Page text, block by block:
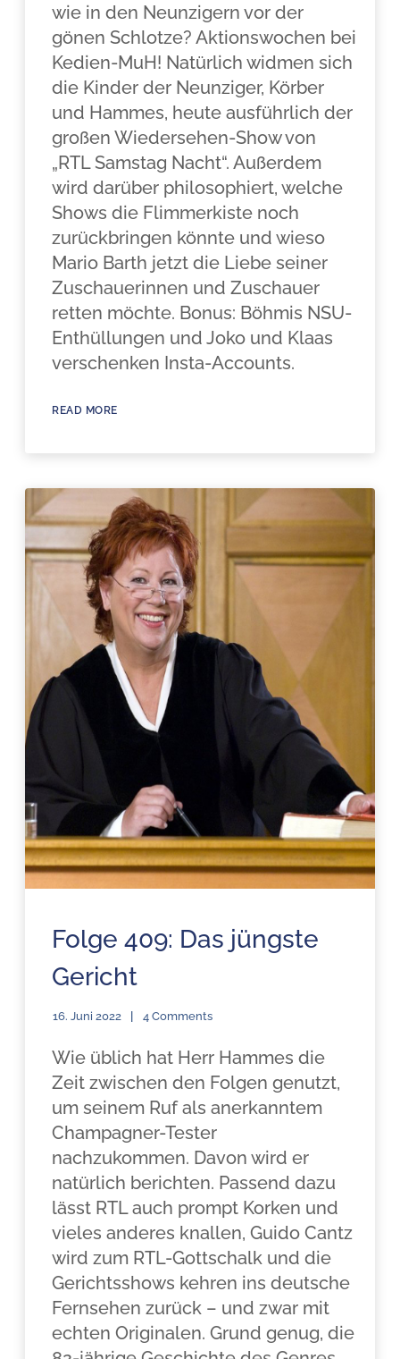
wie in den Neunzigern vor der
gönen Schlotze? Aktionswochen bei
Kedien-MuH! Natürlich widmen sich
die Kinder der Neunziger, Körber
und Hammes, heute ausführlich der
großen Wiedersehen-Show von
„RTL Samstag Nacht“. Außerdem
wird darüber philosophiert, welche
Shows die Flimmerkiste noch
zurückbringen könnte und wieso
Mario Barth jetzt die Liebe seiner
Zuschauerinnen und Zuschauer
retten möchte. Bonus: Böhmis NSU-
Enthüllungen und Joko und Klaas
verschenken Insta-Accounts.
READ MORE
Folge 409: Das jüngste
Gericht
16. Juni 2022 4 Comments
Wie üblich hat Herr Hammes die
Zeit zwischen den Folgen genutzt,
um seinem Ruf als anerkanntem
Champagner-Tester
nachzukommen. Davon wird er
natürlich berichten. Passend dazu
lässt RTL auch prompt Korken und
vieles anderes knallen, Guido Cantz
wird zum RTL-Gottschalk und die
Gerichtsshows kehren ins deutsche
Fernsehen zurück – und zwar mit
echten Originalen. Grund genug, die